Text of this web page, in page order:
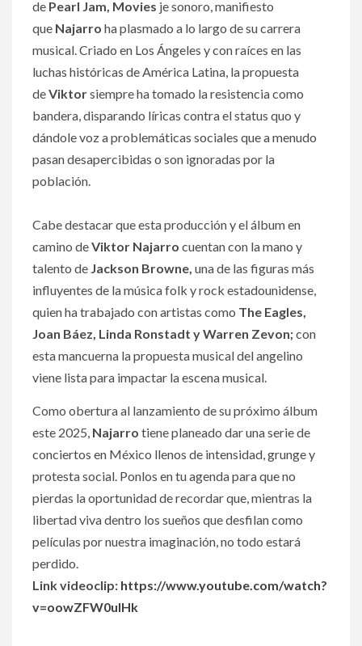
de Pearl Jam, Movies je sonoro, manifiesto
que Najarro ha plasmado a lo largo de su carrera
musical. Criado en Los Ángeles y con raíces en las
luchas históricas de América Latina, la propuesta
deViktorsiempre ha tomado la resistencia como
bandera, disparando líricas contra el status quo y
dándole voz a problemáticas sociales que a menudo
pasan desapercibidas o son ignoradas por la
población.
Cabe destacar que esta producción y el álbum en
camino deViktor Najarro cuentan con la mano y
talento de Jackson Browne, una de las figuras más
influyentes de la música folk y rock estadounidense,
quien ha trabajado con artistas como The Eagles,
Joan Báez, Linda Ronstadt y Warren Zevon;con
esta mancuerna la propuesta musical del angelino
viene lista para impactar la escena musical.
Como obertura al lanzamiento de su próximo álbum
este 2025, Najarro tiene planeado dar una serie de
conciertos en México llenos de intensidad, grunge y
protesta social. Ponlos en tu agenda para que no
pierdas la oportunidad de recordar que, mientras la
libertad viva dentro los sueños que desfilan como
películas por nuestra imaginación, no todo estará
perdido.
Link videoclip: https://www.youtube.com/watch?
v=oowZFW0uIHk